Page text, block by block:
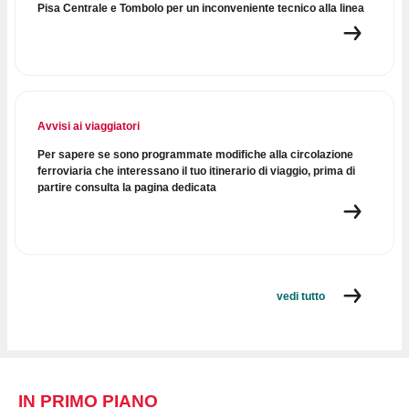
Pisa Centrale e Tombolo per un inconveniente tecnico alla linea
Avvisi ai viaggiatori
Per sapere se sono programmate modifiche alla circolazione
ferroviaria che interessano il tuo itinerario di viaggio, prima di
partire consulta la pagina dedicata
vedi tutto
IN PRIMO PIANO